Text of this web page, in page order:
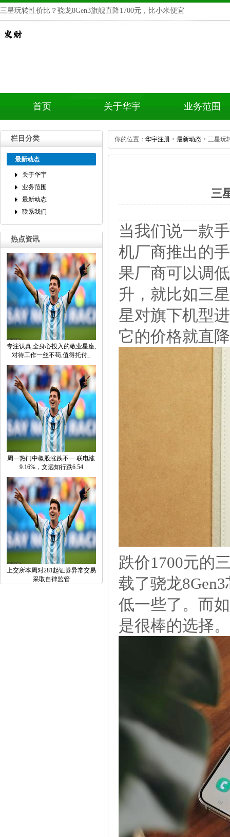
三星玩转性价比？骁龙8Gen3旗舰直降1700元，比小米便宜
首页 关于华宇 业务范围
栏目分类
最新动态
关于华宇
业务范围
最新动态
联系我们
热点资讯
专注认真,全身心投入的敬业星座,
对待工作一丝不苟,值得托付_
周一热门中概股涨跌不一联电涨
9.16%，文远知行跌6.54
上交所本周对281起证券异常交易
采取自律监管
你的位置： 华宇注册 > 最新动态 >三星玩
三
当我们说一款
机厂商推出的
果厂商可以调
升，就比如三
星对旗下机型
它的价格就直
跌价1700元的
载了骁龙
低一些了。而
是很棒的选择。